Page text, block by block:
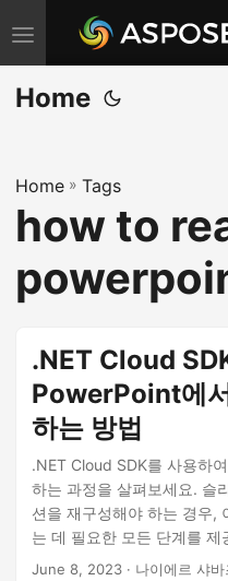
내
비
게
전
환
Home
Home » Tags
how to
.NET Cloud
PowerPoint에
하는 방법
.NET Cloud SDK를 사용하
하는 과정을 살펴보세요. 슬
션을 재구성해야 하는 경우,
는 데 필요한 모든 단계를 제
한 기능을 활용하면 슬라이
June 8, 2023 · 나이에르 샤